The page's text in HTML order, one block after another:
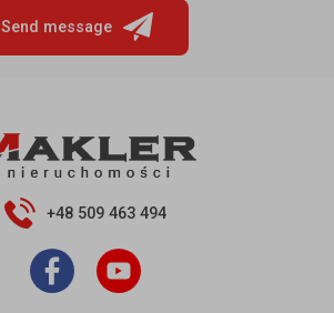
Send message
+48 509 463 494